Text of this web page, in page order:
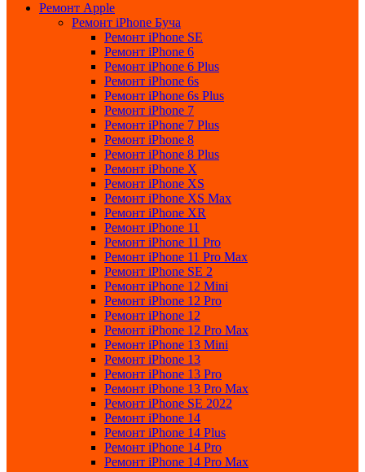
Ремонт Apple
Ремонт iPhone Буча
Ремонт iPhone SE
Ремонт iPhone 6
Ремонт iPhone 6 Plus
Ремонт iPhone 6s
Ремонт iPhone 6s Plus
Ремонт iPhone 7
Ремонт iPhone 7 Plus
Ремонт iPhone 8
Ремонт iPhone 8 Plus
Ремонт iPhone X
Ремонт iPhone XS
Ремонт iPhone XS Max
Ремонт iPhone XR
Ремонт iPhone 11
Ремонт iPhone 11 Pro
Ремонт iPhone 11 Pro Max
Ремонт iPhone SE 2
Ремонт iPhone 12 Mini
Ремонт iPhone 12 Pro
Ремонт iPhone 12
Ремонт iPhone 12 Pro Max
Ремонт iPhone 13 Mini
Ремонт iPhone 13
Ремонт iPhone 13 Pro
Ремонт iPhone 13 Pro Max
Ремонт iPhone SE 2022
Ремонт iPhone 14
Ремонт iPhone 14 Plus
Ремонт iPhone 14 Pro
Ремонт iPhone 14 Pro Max